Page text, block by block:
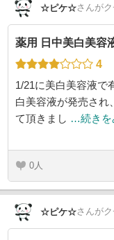
☆ピケ☆さんが
薬用 日中美白美容
4
1/21に美白美容液で
白美容液が発売され
て頂きまし …続きを
0
☆ピケ☆さんが